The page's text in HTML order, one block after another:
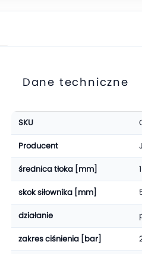
Dane techniczne
Więcej
informacji
SKU
Producent
średnica tłoka [mm]
skok siłownika [mm]
działanie
zakres ciśnienia [bar]